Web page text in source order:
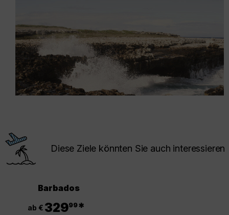
Diese Ziele könnten Sie auch interessieren
Barbados
ab € 32999*